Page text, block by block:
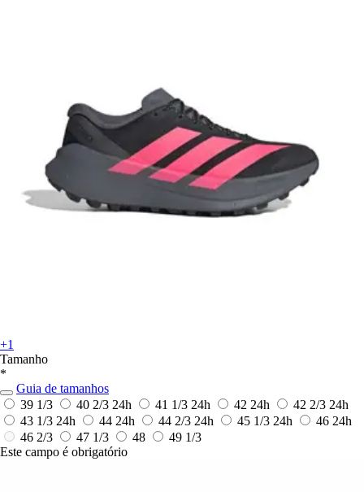
+1
Tamanho
*
Guia de tamanhos
39 1/3
40 2/3 24h 41 1/3 24h 42 24h 42 2/3 24h
43 1/3 24h 44 24h 44 2/3 24h 45 1/3 24h 46 24h
46 2/3
47 1/3 48
49 1/3
Este campo é obrigatório